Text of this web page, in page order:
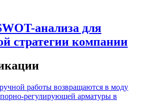
анализа для
стратегии компании
работы возвращаются в моду
регулирующей арматуры в